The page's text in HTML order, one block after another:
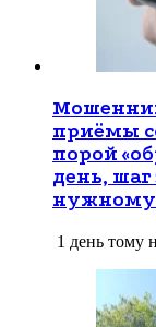
приёмы
порой
день,
1 день тому